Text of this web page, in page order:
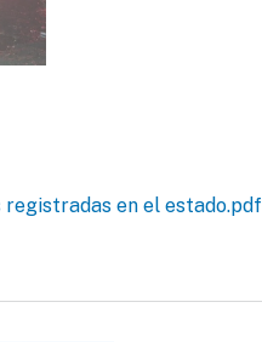
en el estado.pdf